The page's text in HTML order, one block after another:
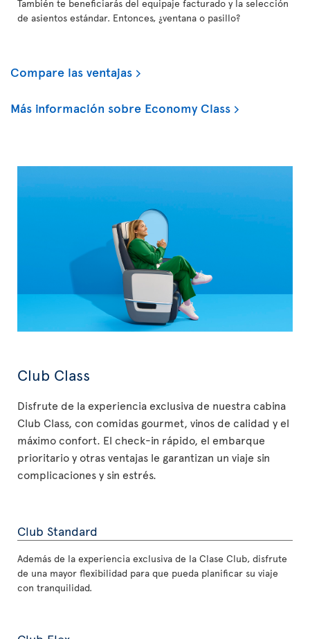
También te beneficiarás del equipaje facturado y la selección
de asientos estándar. Entonces, ¿ventana o pasillo?
Compare las ventajas
Más información sobre Economy Class
Club Class
Disfrute de la experiencia exclusiva de nuestra cabina
Club Class, con comidas gourmet, vinos de calidad y el
máximo confort. El check-in rápido, el embarque
prioritario y otras ventajas le garantizan un viaje sin
complicaciones y sin estrés.
Club Standard
Además de la experiencia exclusiva de la Clase Club, disfrute
de una mayor flexibilidad para que pueda planificar su viaje
con tranquilidad.